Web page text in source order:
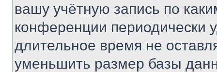
вашу учётную запись по
конференции периодически
длительное время не
уменьшить размер базы